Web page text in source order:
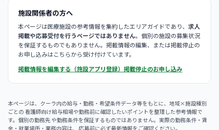
施設関係者の方へ
本ページは医療施設の参考情報を集約したエリアガイドであり、 求人
掲載や応募受付を行うページではありません。個別の施設の募集状況
を保証するものでもありません。掲載情報の編集、または掲載停止の
お申し込みはこちらから受け付けています。
掲載情報を編集する（施設アプリ登録） 掲載停止のお申し込み
本ページは、クーラ内の給与・勤務・希望条件データ等をもとに、地域×施設種別
ごとの 看護師向け給与相場や勤務前に確認したいポイントを整理した参考情報で
す。個別の勤務先 や勤務条件を保証するものではありません。実際の勤務条件・賃
金・就業場所・業務内容は、 応募前に必ず最新情報をご確認ください。